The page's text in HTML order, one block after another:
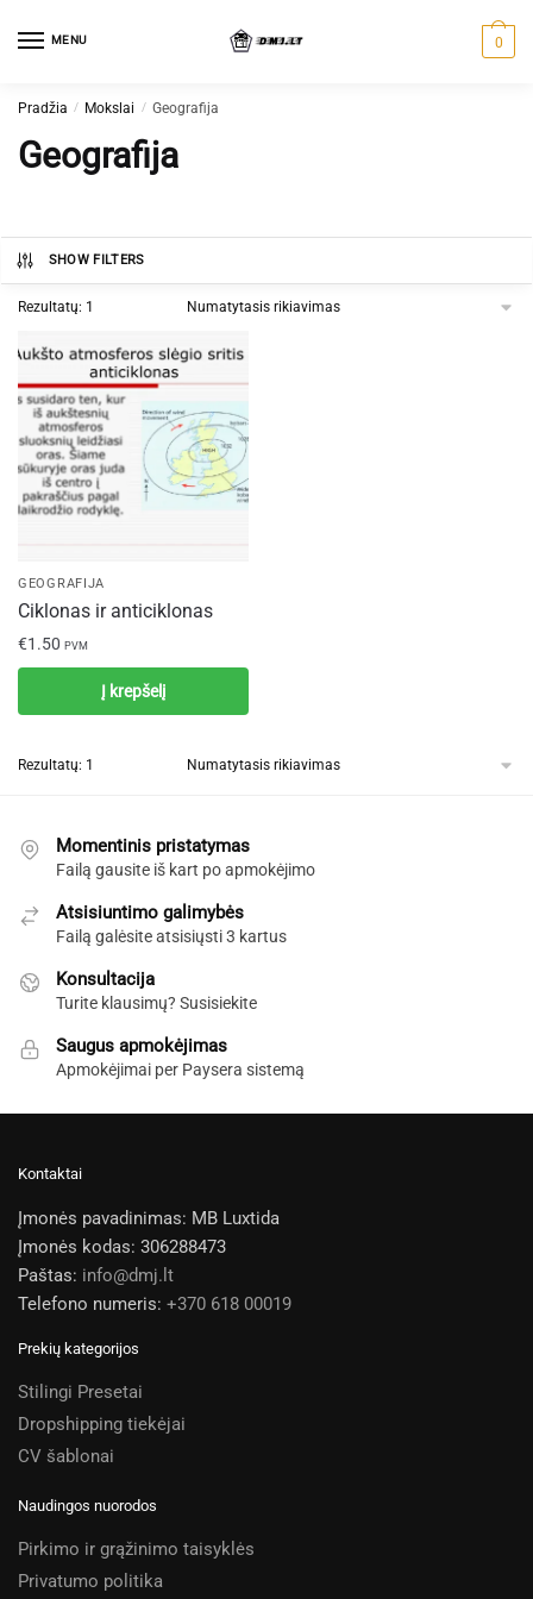
MENU 0
Pradžia / Mokslai / Geografija
Geografija
SHOW FILTERS
Rezultatų: 1
GEOGRAFIJA
Ciklonas ir anticiklonas
€1.50 PVM
Į krepšelį
Rezultatų: 1
Momentinis pristatymas
Failą gausite iš kart po apmokėjimo
Atsisiuntimo galimybės
Failą galėsite atsisiųsti 3 kartus
Konsultacija
Turite klausimų? Susisiekite
Saugus apmokėjimas
Apmokėjimai per Paysera sistemą
Kontaktai
Įmonės pavadinimas: MB Luxtida
Įmonės kodas: 306288473
Paštas: info@dmj.lt
Telefono numeris: +370 618 00019
Prekių kategorijos
Stilingi Presetai
Dropshipping tiekėjai
CV šablonai
Naudingos nuorodos
Pirkimo ir grąžinimo taisyklės
Privatumo politika